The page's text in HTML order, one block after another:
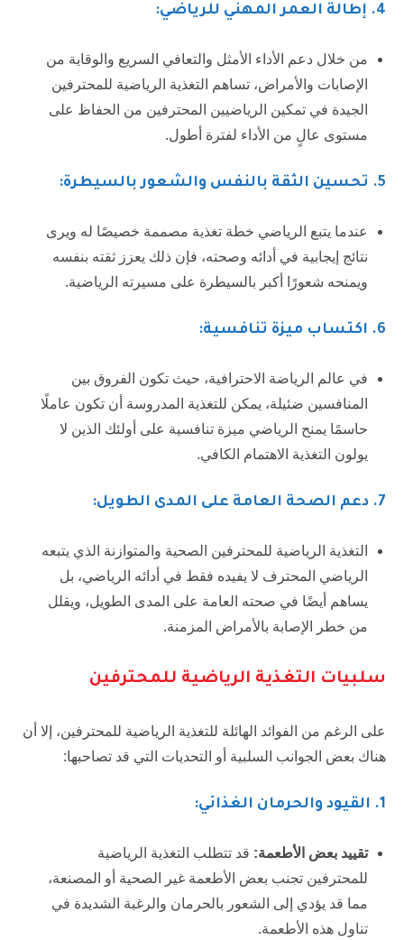
4. إطالة العمر المهني للرياضي:
من خلال دعم الأداء الأمثل والتعافي السريع والوقاية من
الإصابات والأمراض، تساهم التغذية الرياضية للمحترفين
الجيدة في تمكين الرياضيين المحترفين من الحفاظ على
مستوى عالٍ من الأداء لفترة أطول.
5. تحسين الثقة بالنفس والشعور بالسيطرة:
عندما يتبع الرياضي خطة تغذية مصممة خصيصًا له ويرى
نتائج إيجابية في أدائه وصحته، فإن ذلك يعزز ثقته بنفسه
ويمنحه شعورًا أكبر بالسيطرة على مسيرته الرياضية.
6. اكتساب ميزة تنافسية:
في عالم الرياضة الاحترافية، حيث تكون الفروق بين
المنافسين ضئيلة، يمكن للتغذية المدروسة أن تكون عاملًا
حاسمًا يمنح الرياضي ميزة تنافسية على أولئك الذين لا
يولون التغذية الاهتمام الكافي.
7. دعم الصحة العامة على المدى الطويل:
التغذية الرياضية للمحترفين الصحية والمتوازنة الذي يتبعه
الرياضي المحترف لا يفيده فقط في أدائه الرياضي، بل
يساهم أيضًا في صحته العامة على المدى الطويل، ويقلل
من خطر الإصابة بالأمراض المزمنة.
سلبيات التغذية الرياضية للمحترفين
على الرغم من الفوائد الهائلة للتغذية الرياضية للمحترفين، إلا أن
هناك بعض الجوانب السلبية أو التحديات التي قد تصاحبها:
1. القيود والحرمان الغذائي:
تقييد بعض الأطعمة: قد تتطلب التغذية الرياضية
للمحترفين تجنب بعض الأطعمة غير الصحية أو المصنعة،
مما قد يؤدي إلى الشعور بالحرمان والرغبة الشديدة في
تناول هذه الأطعمة.